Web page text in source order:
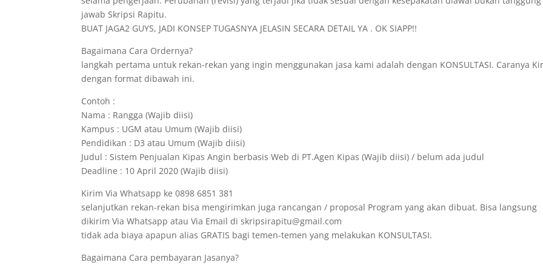
jawab Skripsi Rapitu.
BUAT JAGA2 GUYS, JADI KONSEP TUGASNYA JELASIN SECARA DETAIL YA . OK SIAPP!!
Bagaimana Cara Ordernya?
langkah pertama untuk rekan-rekan yang ingin menggunakan jasa kami adalah dengan KONSULTASI. Caranya
dengan format dibawah ini.
Contoh :
Nama : Rangga (Wajib diisi)
Kampus : UGM atau Umum (Wajib diisi)
Pendidikan : D3 atau Umum (Wajib diisi)
Judul : Sistem Penjualan Kipas Angin berbasis Web di PT.Agen Kipas (Wajib diisi) / belum ada judul
Deadline : 10 April 2020 (Wajib diisi)
Kirim Via Whatsapp ke 0898 6851 381
selanjutkan rekan-rekan bisa mengirimkan juga rancangan / proposal Program yang akan dibuat. Bisa langsung
dikirim Via Whatsapp atau Via Email di skripsirapitu@gmail.com
tidak ada biaya apapun alias GRATIS bagi temen-temen yang melakukan KONSULTASI.
Bagaimana Cara pembayaran Jasanya?